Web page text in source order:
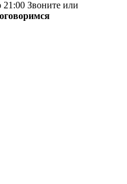
Звоните или